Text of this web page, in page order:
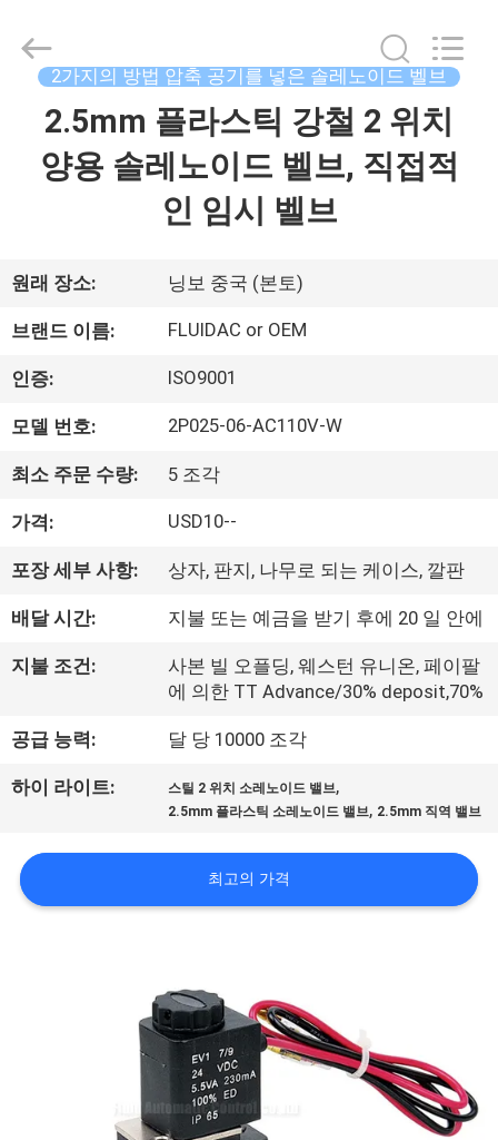
동
영
상
우
리
에
대
하
공
여
Copyright
FENGHUA
AUTOMATIC
CONTROL
CO.,LTD.
2가지의 방법 압축 공기를 넣은 솔레노이드 벨브
2.5mm 플라스틱 강철 2 위치
양용 솔레노이드 벨브, 직접적
인 임시 벨브
원래 장소: 닝보 중국 (본토)
브랜드 이름: FLUIDAC or OEM
인증: ISO9001
모델 번호: 2P025-06-AC110V-W
최소 주문 수량: 5 조각
가격: USD10--
포장 세부 사항: 상자, 판지, 나무로 되는 케이스, 깔판
배달 시간: 지불 또는 예금을 받기 후에 20 일 안에
지불 조건:
사본 빌 오플딩, 웨스턴 유니온, 페이팔
에 의한 TT Advance/30% deposit,70%
공급 능력: 달 당 10000 조각
하이 라이트: 스틸 2 위치 소레노이드 밸브,
2.5mm 플라스틱 소레노이드 밸브, 2.5mm 직역 밸브
최고의 가격